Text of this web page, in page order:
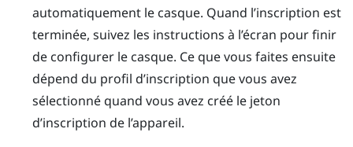
automatiquement le casque. Quand l’inscription est
terminée, suivez les instructions à l’écran pour finir
de configurer le casque. Ce que vous faites ensuite
dépend du profil d’inscription que vous avez
sélectionné quand vous avez créé le jeton
d’inscription de l’appareil.